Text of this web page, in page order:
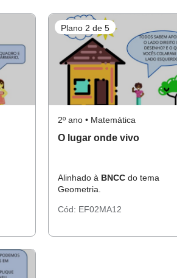
Plano 2 de 5
2º ano • Matemática
O lugar onde vivo
Alinhado à BNCC do tema
Geometria.
Cód: EF02MA12